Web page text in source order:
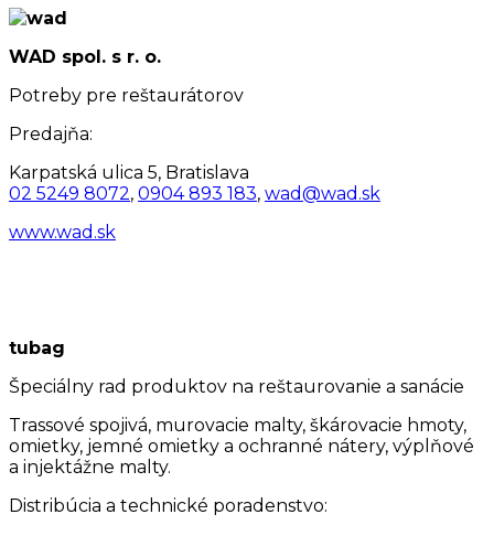
WAD spol. s r. o.
Potreby pre reštaurátorov
Predajňa:
Karpatská ulica 5, Bratislava
02 5249 8072, 0904 893 183, wad@wad.sk
www.wad.sk
tubag
Špeciálny rad produktov na reštaurovanie a sanácie
Trassové spojivá, murovacie malty, škárovacie hmoty,
omietky, jemné omietky a ochranné nátery, výplňové
a injektážne malty.
Distribúcia a technické poradenstvo: